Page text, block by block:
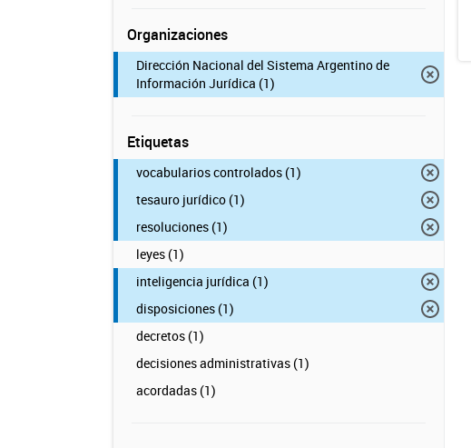
Organizaciones
Dirección Nacional del Sistema Argentino de
Información Jurídica (1)
Etiquetas
vocabularios controlados (1)
tesauro jurídico (1)
resoluciones (1)
leyes (1)
inteligencia jurídica (1)
disposiciones (1)
decretos (1)
decisiones administrativas (1)
acordadas (1)